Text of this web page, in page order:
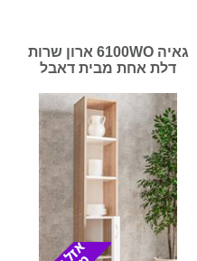
גאיה 6100WO ארון שרות
דלת אחת מבית דאבל